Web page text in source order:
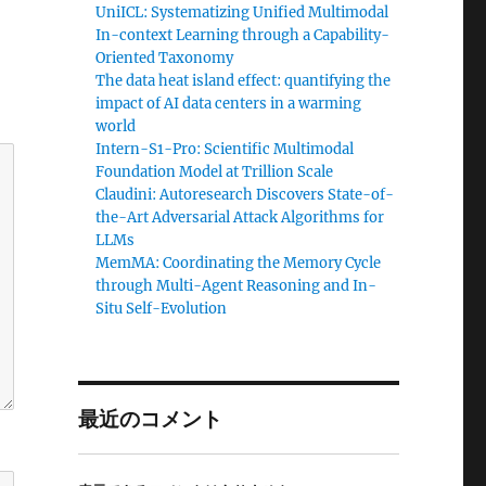
UniICL: Systematizing Unified Multimodal
In-context Learning through a Capability-
Oriented Taxonomy
The data heat island effect: quantifying the
impact of AI data centers in a warming
world
Intern-S1-Pro: Scientific Multimodal
Foundation Model at Trillion Scale
Claudini: Autoresearch Discovers State-of-
the-Art Adversarial Attack Algorithms for
LLMs
MemMA: Coordinating the Memory Cycle
through Multi-Agent Reasoning and In-
Situ Self-Evolution
最近のコメント